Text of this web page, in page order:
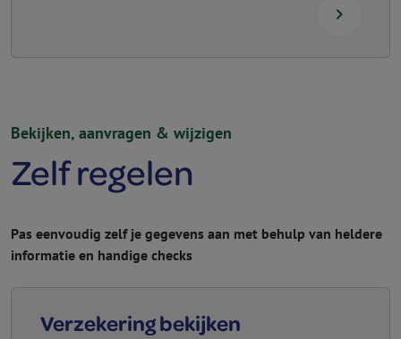
navigate_next
Bekijken, aanvragen & wijzigen
Zelf regelen
Pas eenvoudig zelf je gegevens aan met behulp van heldere
informatie en handige checks
Verzekering bekijken